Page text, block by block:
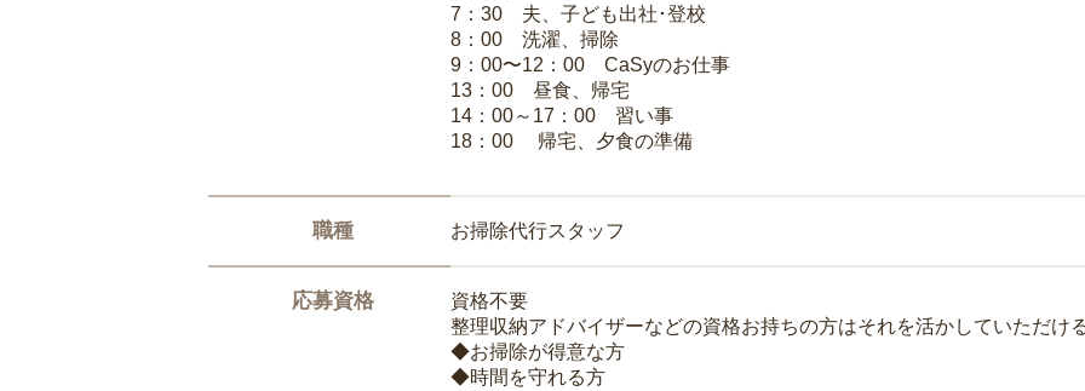
7：30 夫、子ども出社･登校
8：00 洗濯、掃除
9：00〜12：00 CaSyのお仕事
13：00 昼食、帰宅
14：00～17：00 習い事
18：00 帰宅、夕食の準備
職種 お掃除代行スタッフ
応募資格
資格不要
整理収納アドバイザーなどの資格お持ちの方はそれを活かしていただけ
◆お掃除が得意な方
◆時間を守れる方